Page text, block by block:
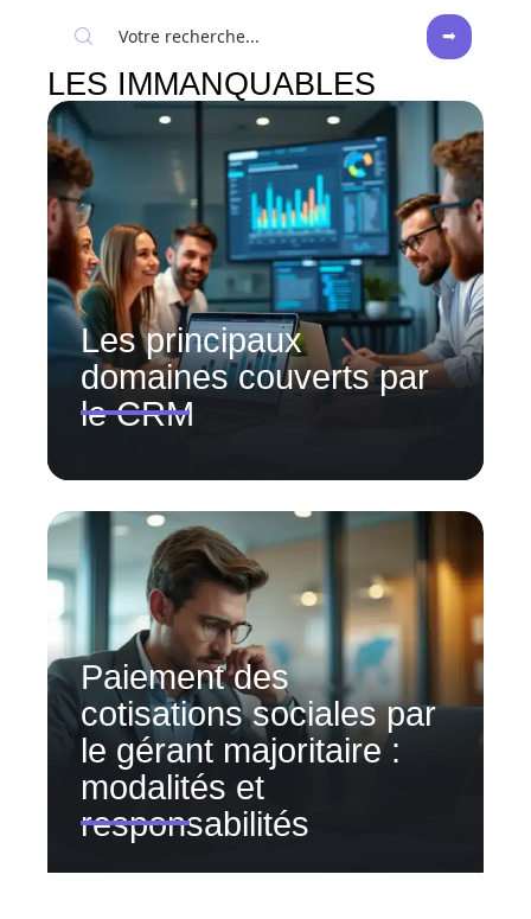
LES IMMANQUABLES
Les principaux
domaines couverts par
le CRM
Paiement des
cotisations sociales par
le gérant majoritaire :
modalités et
responsabilités